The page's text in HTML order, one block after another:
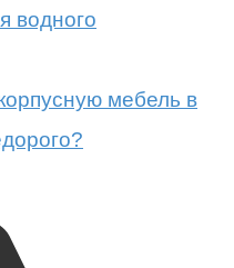
водного
мебель в